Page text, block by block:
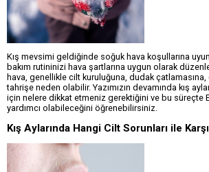
Kış mevsimi geldiğinde soğuk hava koşullarına
bakım rutininizi hava şartlarına uygun olarak
hava, genellikle cilt kuruluğuna, dudak çatlamasına,
tahrişe neden olabilir. Yazımızın devamında kış
için nelere dikkat etmeniz gerektiğini ve bu süreçte
yardımcı olabileceğini öğrenebilirsiniz.
Kış Aylarında Hangi Cilt Sorunları ile